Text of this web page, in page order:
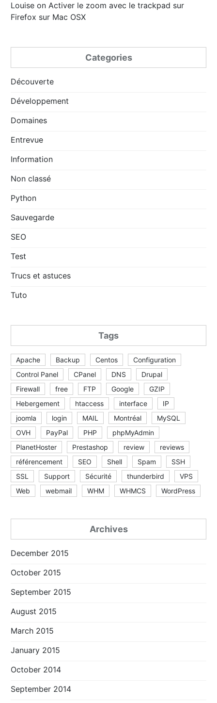
Louise onActiver le zoom avec le trackpad sur
Firefox sur Mac OSX
Categories
Découverte
Développement
Domaines
Entrevue
Information
Non classé
Python
Sauvegarde
SEO
Test
Trucs et astuces
Tuto
Tags
Apache Backup Centos
Configuration
Control Panel
CPanel DNS
Drupal
Firewall
free FTP Google
GZIP
Hebergement
htaccess interface
IP
joomla
login MAIL Montréal
MySQL
OVH
PayPal PHP
phpMyAdmin
PlanetHoster
Prestashop review
reviews
référencement
SEO Shell Spam
SSH
SSL
Support Sécurité thunderbird
VPS
Web
webmail WHM WHMCS WordPress
Archives
December 2015
October 2015
September 2015
August 2015
March 2015
January 2015
October 2014
September 2014